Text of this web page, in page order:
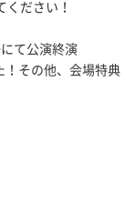
ください！
にて公演終演
！その他、会場特典